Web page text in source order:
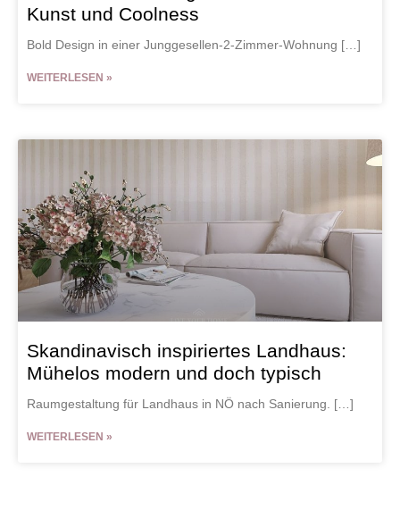
Kunst und Coolness
Bold Design in einer Junggesellen-2-Zimmer-Wohnung […]
WEITERLESEN »
Skandinavisch inspiriertes Landhaus:
Mühelos modern und doch typisch
Raumgestaltung für Landhaus in NÖ nach Sanierung. […]
WEITERLESEN »